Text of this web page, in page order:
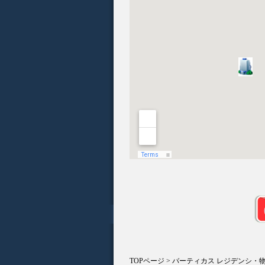
TOPページ > バーティカス レジデンシ・